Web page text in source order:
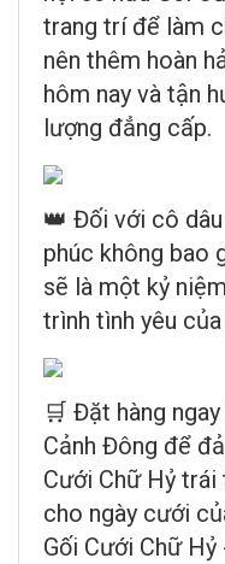
trang trí để làm
nên thêm hoàn
hôm nay và tận
lượng đẳng cấp.
👑 Đối với cô
phúc không bao
sẽ là một kỷ
trình tình yêu của
🛒 Đặt hàng
Cảnh Đông để
Cưới Chữ Hỷ
cho ngày cưới
Gối Cưới Chữ